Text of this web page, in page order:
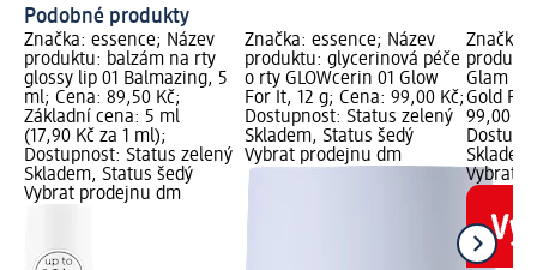
Podobné produkty
Značka: essence; Název
produktu: balzám na rty
glossy lip 01 Balmazing, 5
ml; Cena: 89,50 Kč;
Základní cena: 5 ml
(17,90 Kč za 1 ml);
Dostupnost: Status zelený
Skladem, Status šedý
Vybrat prodejnu dm
Značka: essence; Název
produktu: glycerinová péče
o rty GLOWcerin 01 Glow
For It, 12 g; Cena: 99,00 Kč;
Dostupnost: Status zelený
Skladem, Status šedý
Vybrat prodejnu dm
Značka:
Glam In
Gold
99,00
Vybrat